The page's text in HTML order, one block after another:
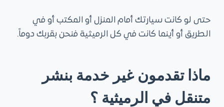
حتى لو كانت سيارتك أمام المنزل أو المكتب أو في
الطريق أو أينما كانت في كل الرميثية فنحن بقربك دوماً.
ماذا تقدمون غير خدمة بنشر
متنقل في الرميثية ؟